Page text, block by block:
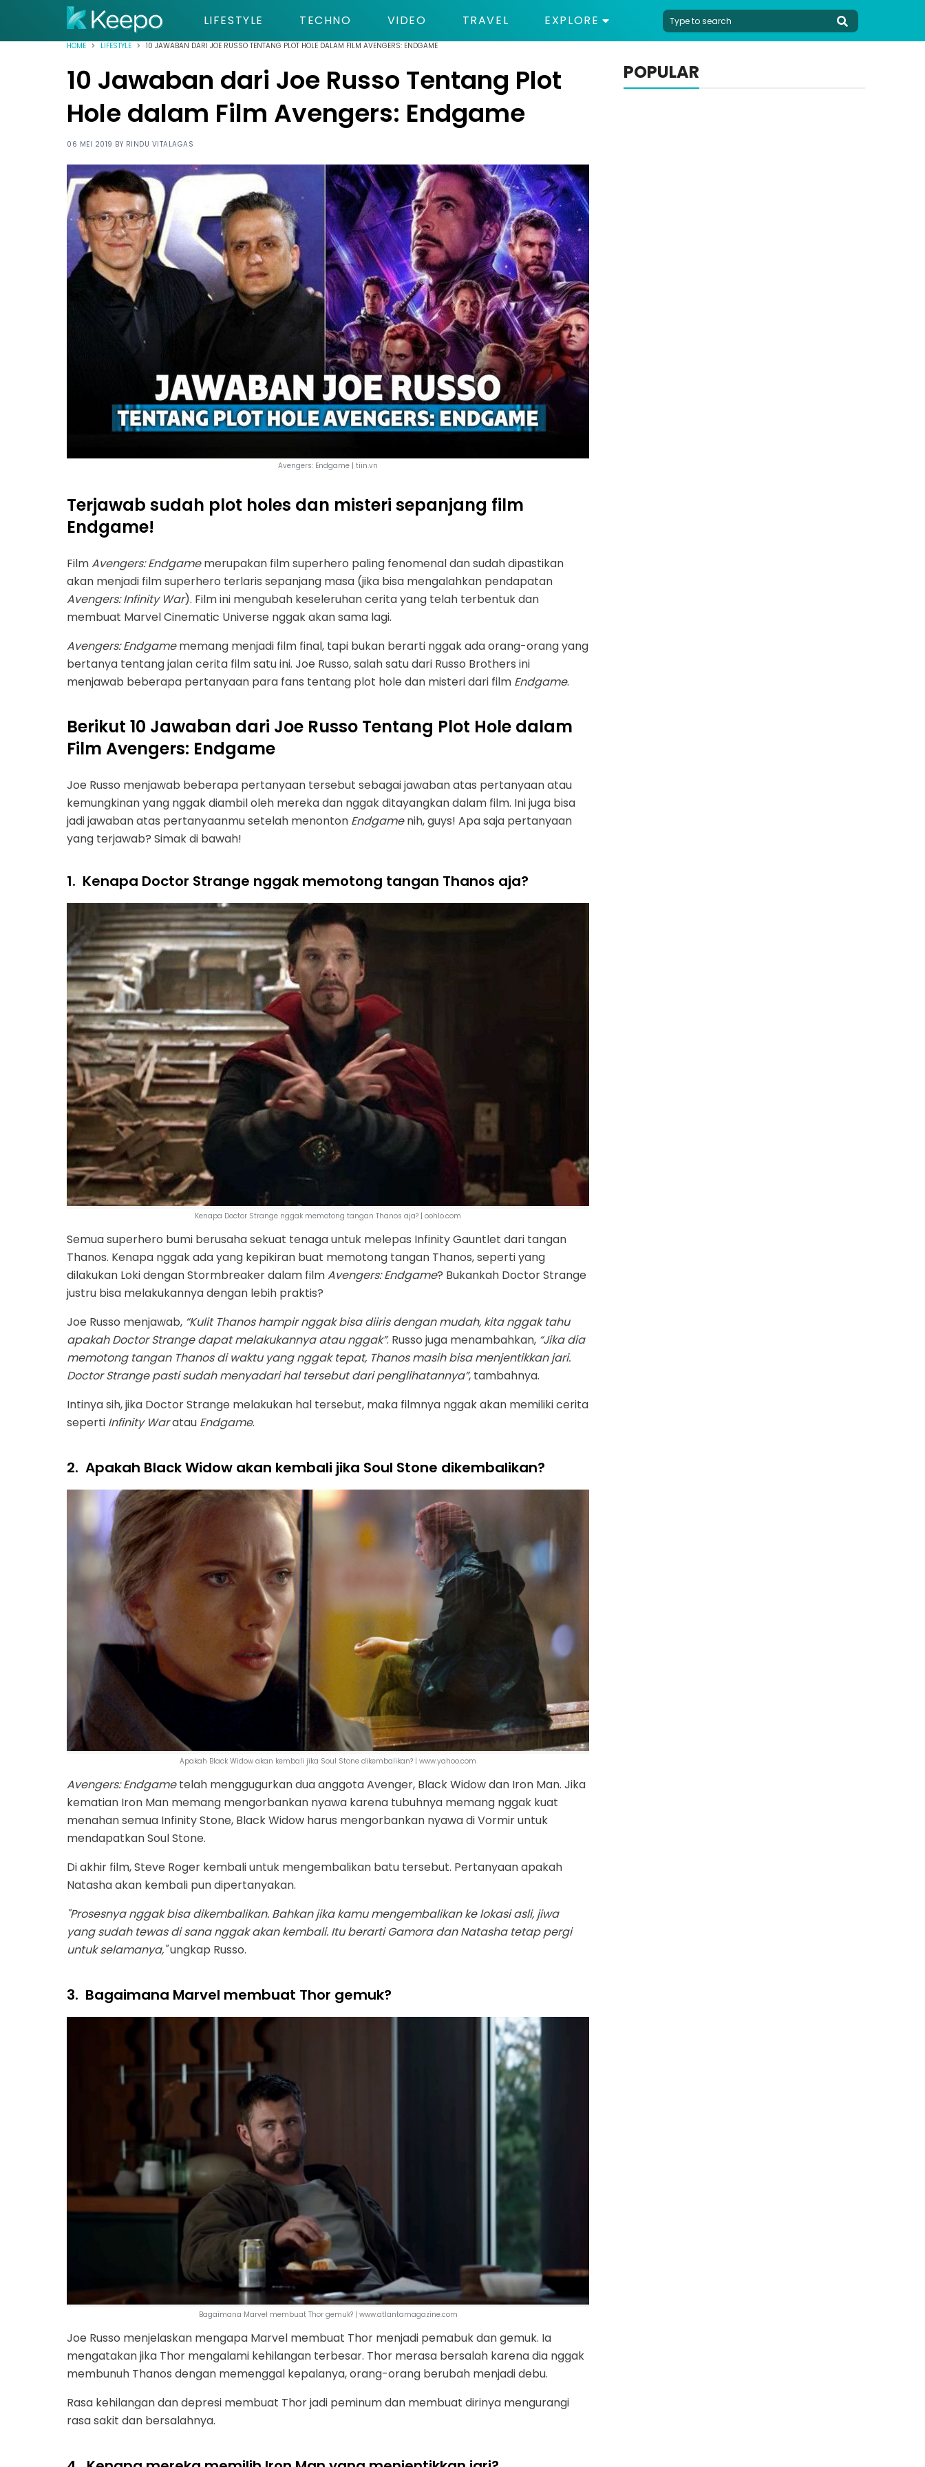
LIFESTYLE TECHNO VIDEO TRAVEL EXPLORE
HOME LIFESTYLE 10 JAWABAN DARI JOE RUSSO TENTANG PLOT HOLE DALAM FILM AVENGERS: ENDGAME
10 Jawaban dari Joe Russo Tentang Plot
Hole dalam Film Avengers: Endgame
06 MEI 2019 BY RINDU VITALAGAS
Avengers: Endgame | tiin.vn
Terjawab sudah plot holes dan misteri sepanjang film
Endgame!
FilmAvengers: Endgamemerupakan film superhero paling fenomenal dan sudah dipastikan
akan menjadi film superhero terlaris sepanjang masa (jika bisa mengalahkan pendapatan
Avengers: Infinity War). Film ini mengubah keseleruhan cerita yang telah terbentuk dan
membuat Marvel Cinematic Universe nggak akan sama lagi.
Avengers: Endgamememang menjadi film final, tapi bukan berarti nggak ada orang-orang yang
bertanya tentang jalan cerita film satu ini. Joe Russo, salah satu dari Russo Brothers ini
menjawab beberapa pertanyaan para fans tentang plot hole dan misteri dari film Endgame.
Berikut 10 Jawaban dari Joe Russo Tentang Plot Hole dalam
Film Avengers: Endgame
Joe Russo menjawab beberapa pertanyaan tersebut sebagai jawaban atas pertanyaan atau
kemungkinan yang nggak diambil oleh mereka dan nggak ditayangkan dalam film. Ini juga bisa
jadi jawaban atas pertanyaanmu setelah menonton Endgamenih, guys! Apa saja pertanyaan
yang terjawab? Simak di bawah!
1. Kenapa Doctor Strange nggak memotong tangan Thanos aja?
Kenapa Doctor Strange nggak memotong tangan Thanos aja? | oohlo.com
Semua superhero bumi berusaha sekuat tenaga untuk melepas Infinity Gauntlet dari tangan
Thanos. Kenapa nggak ada yang kepikiran buat memotong tangan Thanos, seperti yang
dilakukan Loki dengan Stormbreaker dalam filmAvengers: Endgame? Bukankah Doctor Strange
justru bisa melakukannya dengan lebih praktis?
Joe Russo menjawab, “Kulit Thanos hampir nggak bisa diiris dengan mudah, kita nggak tahu
apakah Doctor Strange dapat melakukannya atau nggak”. Russo juga menambahkan, “Jika dia
memotong tangan Thanos di waktu yang nggak tepat, Thanos masih bisa menjentikkan jari.
Doctor Strange pasti sudah menyadari hal tersebut dari penglihatannya”, tambahnya.
Intinya sih, jika Doctor Strange melakukan hal tersebut, maka filmnya nggak akan memiliki cerita
seperti Infinity Waratau Endgame.
2. Apakah Black Widow akan kembali jika Soul Stone dikembalikan?
Apakah Black Widow akan kembali jika Soul Stone dikembalikan? | www.yahoo.com
Avengers: Endgametelah menggugurkan dua anggota Avenger, Black Widow dan Iron Man. Jika
kematian Iron Man memang mengorbankan nyawa karena tubuhnya memang nggak kuat
menahan semua Infinity Stone, Black Widow harus mengorbankan nyawa di Vormir untuk
mendapatkan Soul Stone.
Di akhir film, Steve Roger kembali untuk mengembalikan batu tersebut. Pertanyaan apakah
Natasha akan kembali pun dipertanyakan.
"Prosesnya nggak bisa dikembalikan. Bahkan jika kamu mengembalikan ke lokasi asli, jiwa
yang sudah tewas di sana nggak akan kembali. Itu berarti Gamora dan Natasha tetap pergi
untuk selamanya,"ungkap Russo.
3. Bagaimana Marvel membuat Thor gemuk?
Bagaimana Marvel membuat Thor gemuk? | www.atlantamagazine.com
Joe Russo menjelaskan mengapa Marvel membuat Thor menjadi pemabuk dan gemuk. Ia
mengatakan jika Thor mengalami kehilangan terbesar. Thor merasa bersalah karena dia nggak
membunuh Thanos dengan memenggal kepalanya, orang-orang berubah menjadi debu.
Rasa kehilangan dan depresi membuat Thor jadi peminum dan membuat dirinya mengurangi
rasa sakit dan bersalahnya.
POPULAR